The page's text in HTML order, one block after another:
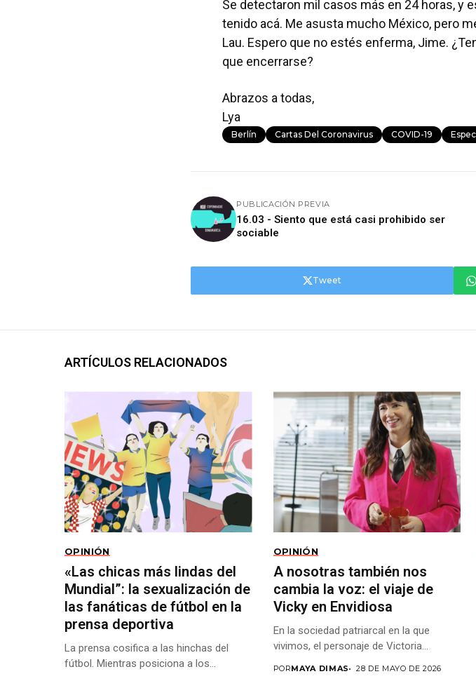
Se detectaron mil casos más en 24 horas, y
tenido acá. Me asusta mucho México, pero
Lau. Espero que no estés enferma, Jime.
que encerrarse?
Abrazos a todas,
Lya
Berlín Cartas Del Coronavirus COVID-19
PUBLICACIÓN PREVIA
16.03 - Siento que está casi prohibido ser
sociable
Tweet
ARTÍCULOS RELACIONADOS
OPINIÓN
«Las chicas más lindas del
Mundial”: la sexualización de
las fanáticas de fútbol en la
prensa deportiva
La prensa cosifica a las hinchas del
fútbol. Mientras posiciona a los...
OPINIÓN
A nosotras también nos
cambia la voz: el viaje de
Vicky en Envidiosa
En la sociedad patriarcal en la que
vivimos, el personaje de Victoria...
PORMAYA DIMAS 28 DE MAYO DE 2026